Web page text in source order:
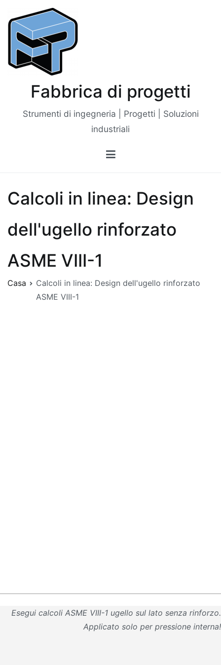
contenuto
Fabbrica di progetti
Strumenti di ingegneria | Progetti | Soluzioni
industriali
Calcoli in linea: Design
dell'ugello rinforzato
ASME VIII-1
Casa
Calcoli in linea: Design dell'ugello rinforzato
ASME VIII-1
Esegui calcoli ASME VIII-1 ugello sul lato senza rinforzo.
Applicato solo per pressione interna!